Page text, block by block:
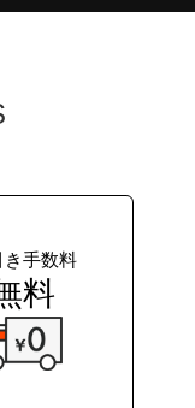
き手数料
料